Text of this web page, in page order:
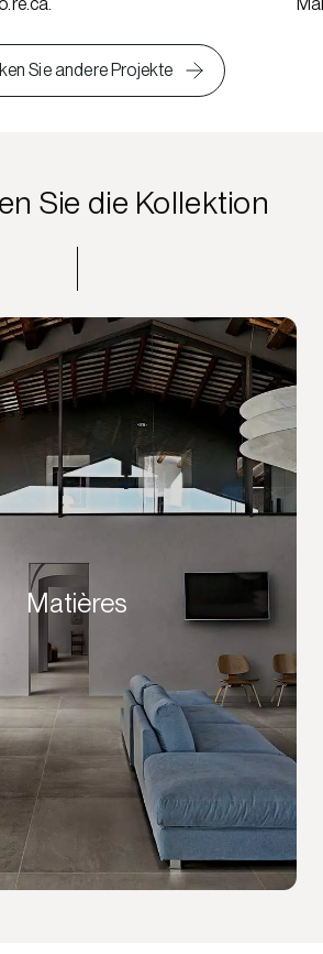
Sie andere Projekte
Sie die Kollektion
Matières